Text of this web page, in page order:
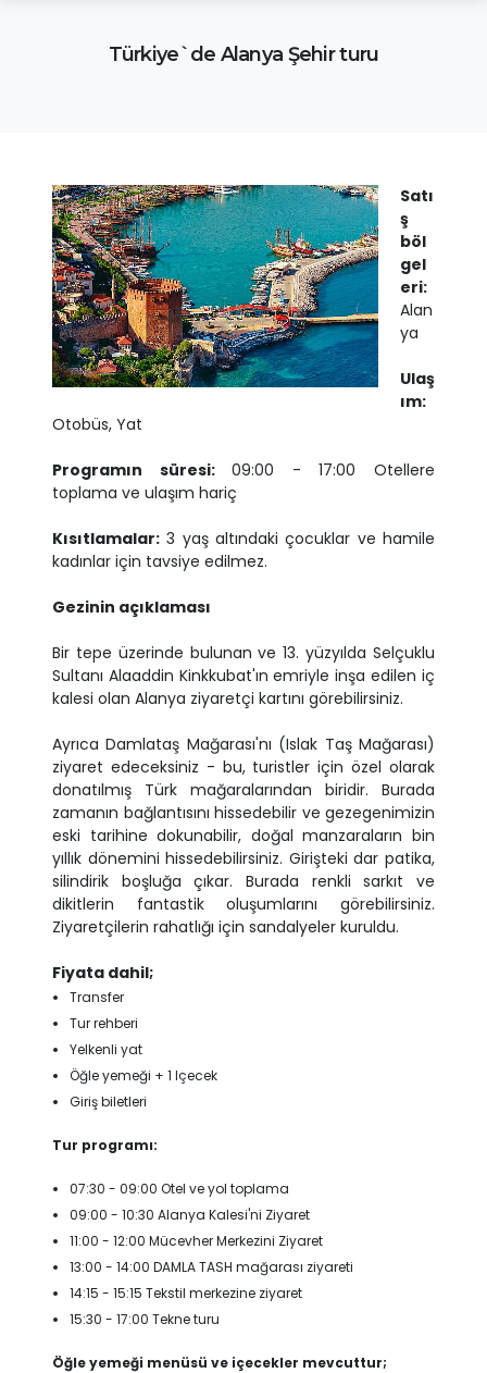
Türkiye`de Alanya Şehir turu
Satı
ş
böl
gel
eri:
Alan
ya
Ulaş
ım:
Otobüs, Yat
Programın süresi:09:00 - 17:00 Otellere
toplama ve ulaşım hariç
Kısıtlamalar: 3 yaş altındaki çocuklar ve hamile
kadınlar için tavsiye edilmez.
Gezinin açıklaması
Bir tepe üzerinde bulunan ve 13. yüzyılda Selçuklu
Sultanı Alaaddin Kinkkubat'ın emriyle inşa edilen iç
kalesi olan Alanya ziyaretçi kartını görebilirsiniz.
Ayrıca Damlataş Mağarası'nı (Islak Taş Mağarası)
ziyaret edeceksiniz - bu, turistler için özel olarak
donatılmış Türk mağaralarından biridir. Burada
zamanın bağlantısını hissedebilir ve gezegenimizin
eski tarihine dokunabilir, doğal manzaraların bin
yıllık dönemini hissedebilirsiniz. Girişteki dar patika,
silindirik boşluğa çıkar. Burada renkli sarkıt ve
dikitlerin fantastik oluşumlarını görebilirsiniz.
Ziyaretçilerin rahatlığı için sandalyeler kuruldu.
Fiyata dahil;
Transfer
Tur rehberi
Yelkenli yat
Öğle yemeği + 1 Içecek
Giriş biletleri
Tur programı:
07:30 - 09:00 Otel ve yol toplama
09:00 - 10:30 Alanya Kalesi'ni Ziyaret
11:00 - 12:00 Mücevher Merkezini Ziyaret
13:00 - 14:00 DAMLA TASH mağarası ziyareti
14:15 - 15:15 Tekstil merkezine ziyaret
15:30 - 17:00 Tekne turu
Öğle yemeği menüsü ve içecekler mevcuttur;